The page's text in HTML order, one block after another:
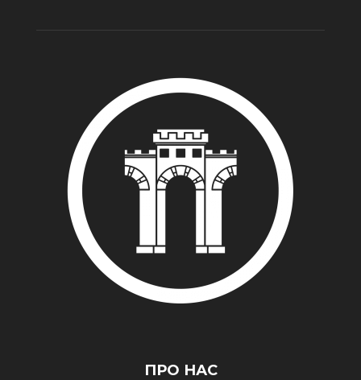
ПРО НАС